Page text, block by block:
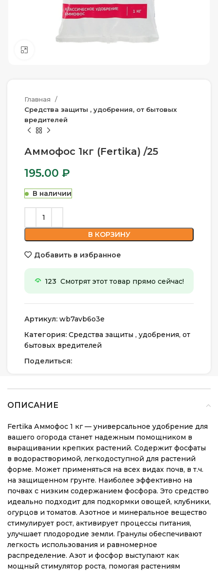
Главная
Средства защиты , удобрения, от бытовых
вредителей
Аммофос 1кг (Fertika) /25
195.00 ₽
В наличии
В КОРЗИНУ
Добавить в избранное
123 Смотрят этот товар прямо сейчас!
Артикул: wb7avb6o3e
Категория: Средства защиты , удобрения, от
бытовых вредителей
Поделиться:
ОПИСАНИЕ
Fertika Аммофос 1 кг — универсальное удобрение для
вашего огорода станет надежным помощником в
выращивании крепких растений. Содержит фосфаты
в водорастворимой, легкодоступной для растений
форме. Может применяться на всех видах почв, в т.ч.
на защищенном грунте. Наиболее эффективно на
почвах с низким содержанием фосфора. Это средство
идеально подходит для подкормки овощей, клубники,
огурцов и томатов. Азотное и минеральное вещество
стимулирует рост, активирует процессы питания,
улучшает плодородие земли. Гранулы обеспечивают
легкость использования и равномерное
распределение. Азот и фосфор выступают как
мощный стимулятор роста, помогая растениям